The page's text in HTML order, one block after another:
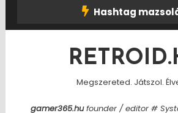
Hashtag
Megszereted. Játszol.
gamer365.hufounder / editor #